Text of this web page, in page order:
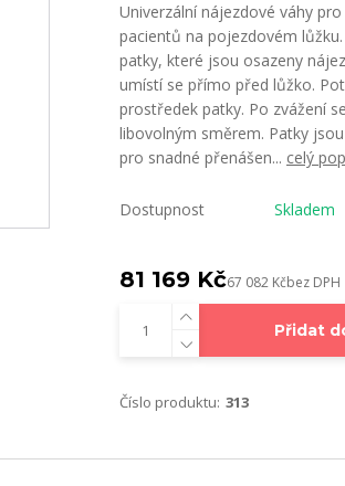
Univerzální nájezdové váhy
pacientů na pojezdovém lůžku.
patky, které jsou osazeny
umístí se přímo před lůžko.
prostředek patky. Po zvážení
libovolným směrem. Patky
pro snadné přenášen... celý
Dostupnost Skladem
81 169 Kč67 082 Kčbez DPH
Přidat
Číslo produktu: 313